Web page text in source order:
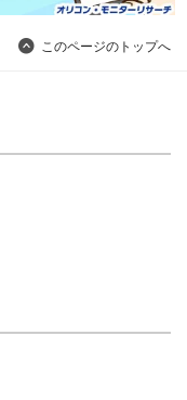
このページのトップへ